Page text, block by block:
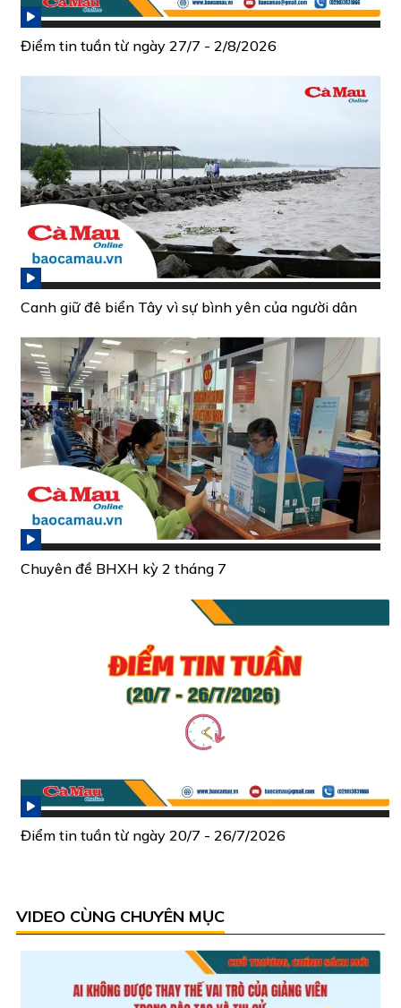
Điểm tin tuần từ ngày 27/7 - 2/8/2026
Canh giữ đê biển Tây vì sự bình yên của người dân
Chuyên đề BHXH kỳ 2 tháng 7
Điểm tin tuần từ ngày 20/7 - 26/7/2026
VIDEO CÙNG CHUYÊN MỤC